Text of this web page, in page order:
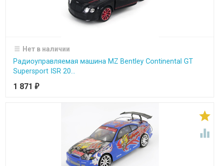
Нет в наличии
Радиоуправляемая машина MZ Bentley Continental GT
Supersport ISR 20...
1 871 ₽

